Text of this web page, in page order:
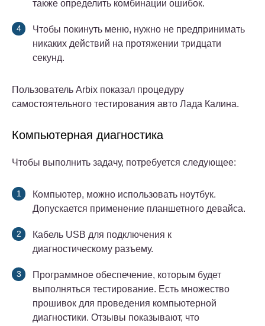
также определить комбинации ошибок.
Чтобы покинуть меню, нужно не предпринимать
никаких действий на протяжении тридцати
секунд.
Пользователь Arbix показал процедуру
самостоятельного тестирования авто Лада Калина.
Компьютерная диагностика
Чтобы выполнить задачу, потребуется следующее:
Компьютер, можно использовать ноутбук.
Допускается применение планшетного девайса.
Кабель USB для подключения к
диагностическому разъему.
Программное обеспечение, которым будет
выполняться тестирование. Есть множество
прошивок для проведения компьютерной
диагностики. Отзывы показывают, что